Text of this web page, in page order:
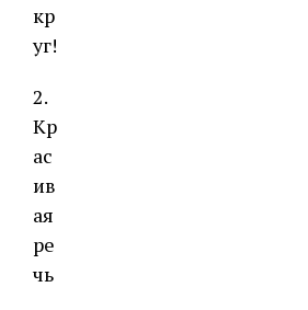
кр
уг!
2.
Кр
ас
ив
ая
ре
чь